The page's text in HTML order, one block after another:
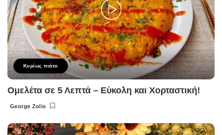
Κυρίως πιάτο
Ομελέτα σε 5 Λεπτά – Εύκολη και Χορταστική!
Posted
George Zolis